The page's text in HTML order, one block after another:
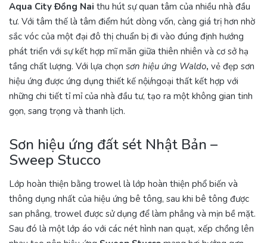
Aqua City Đồng Nai thu hút sự quan tâm của nhiều nhà đầu
tư. Với tâm thế là tâm điểm hút dòng vốn, càng giá trị hơn nhờ
sắc vóc của một đại đô thị chuẩn bị đi vào đúng định hướng
phát triển với sự kết hợp mĩ mãn giữa thiên nhiên và cơ sở hạ
tầng chất lượng. Với lựa chọn sơn hiệu ứng Waldo, vẻ đẹp sơn
hiệu ứng được ứng dụng thiết kế nội/ngoại thất kết hợp với
những chi tiết tỉ mỉ của nhà đầu tư, tạo ra một không gian tinh
gọn, sang trọng và thanh lịch.
Sơn hiệu ứng đất sét Nhật Bản –
Sweep Stucco
Lớp hoàn thiện bằng trowel là lớp hoàn thiện phổ biến và
thông dụng nhất của hiệu ứng bê tông, sau khi bê tông được
san phẳng, trowel được sử dụng để làm phẳng và mịn bề mặt.
Sau đó là một lớp áo với các nét hình nan quạt, xếp chồng lên